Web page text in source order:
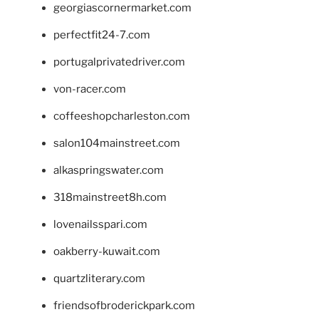
georgiascornermarket.com
perfectfit24-7.com
portugalprivatedriver.com
von-racer.com
coffeeshopcharleston.com
salon104mainstreet.com
alkaspringswater.com
318mainstreet8h.com
lovenailsspari.com
oakberry-kuwait.com
quartzliterary.com
friendsofbroderickpark.com